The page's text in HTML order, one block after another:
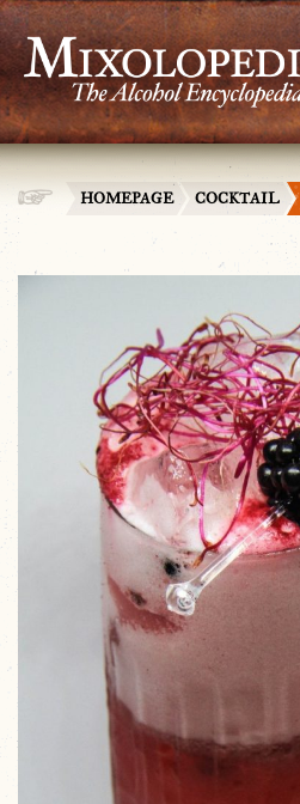
HOMEPAGE COCKTAIL